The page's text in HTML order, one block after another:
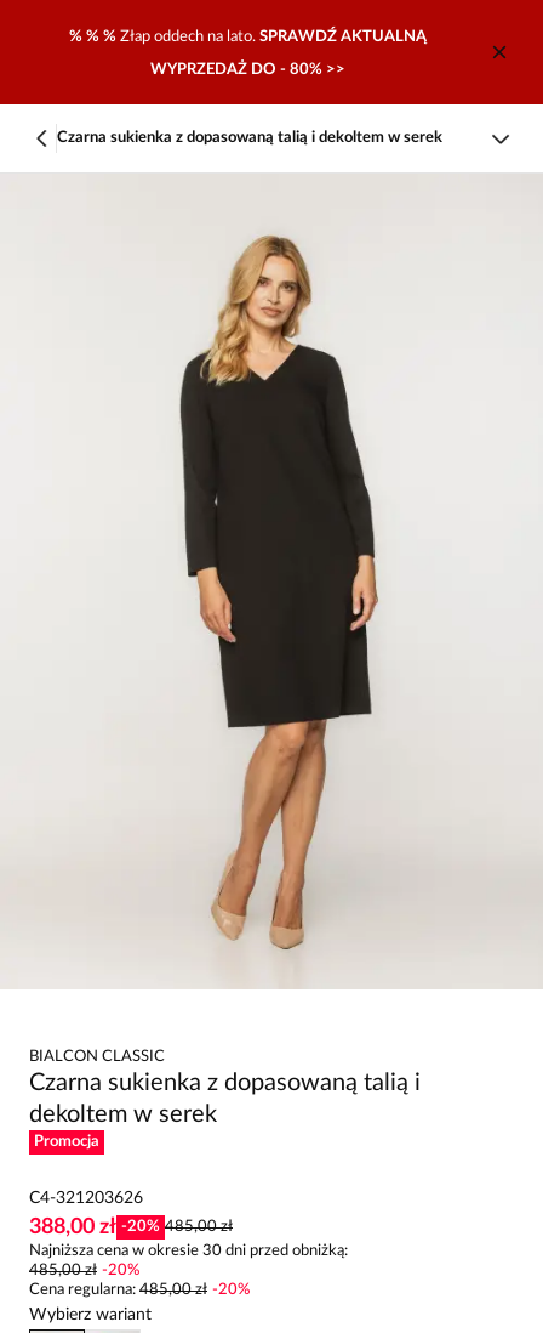
% % % Złap oddech na lato. SPRAWDŹ AKTUALNĄ
WYPRZEDAŻ DO - 80% >>
Czarna sukienka z dopasowaną talią i dekoltem w serek
BIALCON CLASSIC
Czarna sukienka z dopasowaną talią i
dekoltem w serek
Promocja
C4-321203626
388,00 zł -20% 485,00 zł
Najniższa cena w okresie 30 dni przed obniżką:
485,00 zł -20%
Cena regularna: 485,00 zł -20%
Wybierz wariant